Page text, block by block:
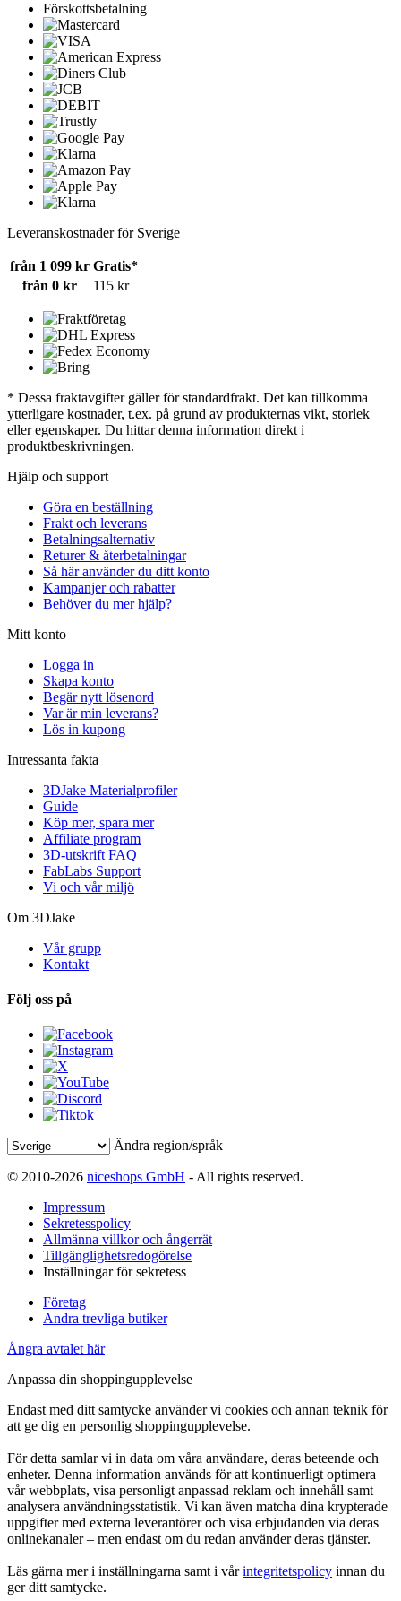
Förskottsbetalning
Leveranskostnader för Sverige
från 1 099 kr Gratis*
från 0 kr
115 kr
* Dessa fraktavgifter gäller för standardfrakt. Det kan tillkomma
ytterligare kostnader, t.ex. på grund av produkternas vikt, storlek
eller egenskaper. Du hittar denna information direkt i
produktbeskrivningen.
Hjälp och support
Göra en beställning
Frakt och leverans
Betalningsalternativ
Returer & återbetalningar
Så här använder du ditt konto
Kampanjer och rabatter
Behöver du mer hjälp?
Mitt konto
Logga in
Skapa konto
Begär nytt lösenord
Var är min leverans?
Lös in kupong
Intressanta fakta
3DJake Materialprofiler
Guide
Köp mer, spara mer
Affiliate program
3D-utskrift FAQ
FabLabs Support
Vi och vår miljö
Om 3DJake
Vår grupp
Kontakt
Följ oss på
Ändra region/språk
© 2010-2026 niceshops GmbH - All rights reserved.
Impressum
Sekretesspolicy
Allmänna villkor och ångerrät
Tillgänglighetsredogörelse
Inställningar för sekretess
Företag
Andra trevliga butiker
Ångra avtalet här
Anpassa din shoppingupplevelse
Endast med ditt samtycke använder vi cookies och annan teknik för
att ge dig en personlig shoppingupplevelse.
För detta samlar vi in data om våra användare, deras beteende och
enheter. Denna information används för att kontinuerligt optimera
vår webbplats, visa personligt anpassad reklam och innehåll samt
analysera användningsstatistik. Vi kan även matcha dina krypterade
uppgifter med externa leverantörer och visa erbjudanden via deras
onlinekanaler – men endast om du redan använder deras tjänster.
Läs gärna mer i inställningarna samt i vårintegritetspolicy innan du
ger ditt samtycke.